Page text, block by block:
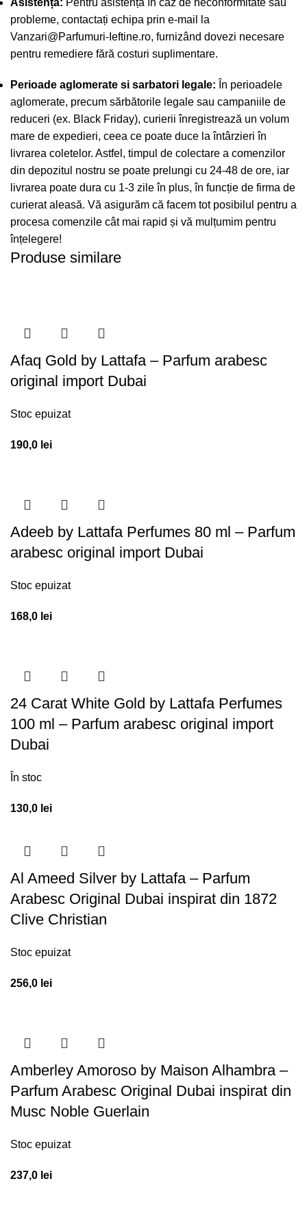
probleme, contactați echipa prin e-mail la
Vanzari@Parfumuri-Ieftine.ro, furnizând dovezi necesare
pentru remediere fără costuri suplimentare.
Perioade aglomerate si sarbatori legale: În perioadele
aglomerate, precum sărbătorile legale sau campaniile de
reduceri (ex. Black Friday), curierii înregistrează un volum
mare de expedieri, ceea ce poate duce la întârzieri în
livrarea coletelor. Astfel, timpul de colectare a comenzilor
din depozitul nostru se poate prelungi cu 24-48 de ore, iar
livrarea poate dura cu 1-3 zile în plus, în funcție de firma de
curierat aleasă. Vă asigurăm că facem tot posibilul pentru a
procesa comenzile cât mai rapid și vă mulțumim pentru
înțelegere!
Produse similare
Afaq Gold by Lattafa – Parfum arabesc
original import Dubai
Stoc epuizat
190,0 lei
Adeeb by Lattafa Perfumes 80 ml – Parfum
arabesc original import Dubai
Stoc epuizat
168,0 lei
24 Carat White Gold by Lattafa Perfumes
100 ml – Parfum arabesc original import
Dubai
În stoc
130,0 lei
Al Ameed Silver by Lattafa – Parfum
Arabesc Original Dubai inspirat din 1872
Clive Christian
Stoc epuizat
256,0 lei
Amberley Amoroso by Maison Alhambra –
Parfum Arabesc Original Dubai inspirat din
Musc Noble Guerlain
Stoc epuizat
237,0 lei